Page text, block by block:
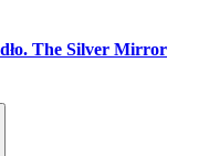
The Silver Mirror